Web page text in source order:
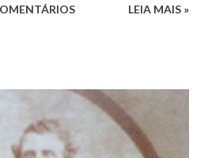
Barroso dos Santos, nasceu em
não pôde se dedicar aos
a colocar o trabalho em primeiro
familiar. No comércio foi
LEIA MAIS »